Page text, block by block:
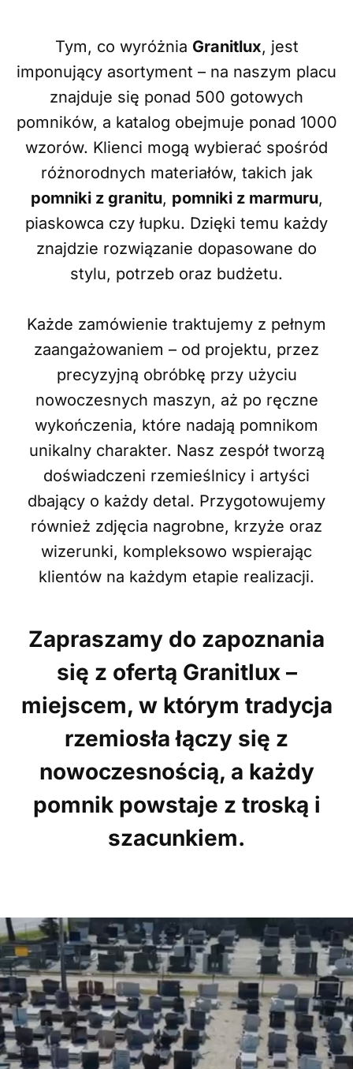
Tym, co wyróżnia Granitlux, jest
imponujący asortyment – na naszym placu
znajduje się ponad 500 gotowych
pomników, a katalog obejmuje ponad 1000
wzorów. Klienci mogą wybierać spośród
różnorodnych materiałów, takich jak
pomniki z granitu, pomniki z marmuru,
piaskowca czy łupku. Dzięki temu każdy
znajdzie rozwiązanie dopasowane do
stylu, potrzeb oraz budżetu.
Każde zamówienie traktujemy z pełnym
zaangażowaniem – od projektu, przez
precyzyjną obróbkę przy użyciu
nowoczesnych maszyn, aż po ręczne
wykończenia, które nadają pomnikom
unikalny charakter. Nasz zespół tworzą
doświadczeni rzemieślnicy i artyści
dbający o każdy detal. Przygotowujemy
również zdjęcia nagrobne, krzyże oraz
wizerunki, kompleksowo wspierając
klientów na każdym etapie realizacji.
Zapraszamy do zapoznania
się z ofertą Granitlux –
miejscem, w którym tradycja
rzemiosła łączy się z
nowoczesnością, a każdy
pomnik powstaje z troską i
szacunkiem.